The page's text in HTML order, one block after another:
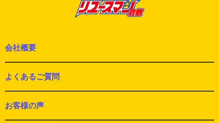
会社概要
よくあるご質問
お客様の声